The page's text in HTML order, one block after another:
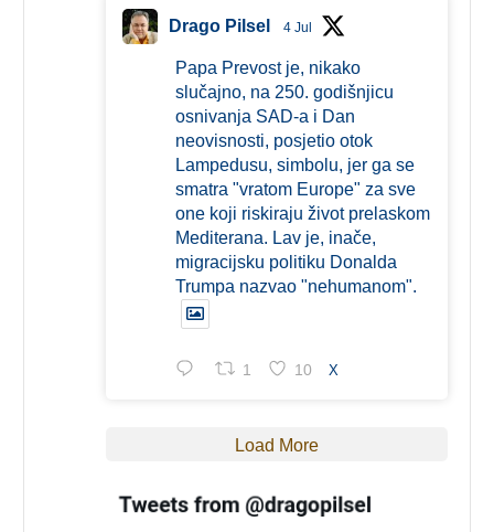
Drago Pilsel 4 Jul
Papa Prevost je, nikako
slučajno, na 250. godišnjicu
osnivanja SAD-a i Dan
neovisnosti, posjetio otok
Lampedusu, simbolu, jer ga se
smatra "vratom Europe" za sve
one koji riskiraju život prelaskom
Mediterana. Lav je, inače,
migracijsku politiku Donalda
Trumpa nazvao "nehumanom".
1 10 X
Load More